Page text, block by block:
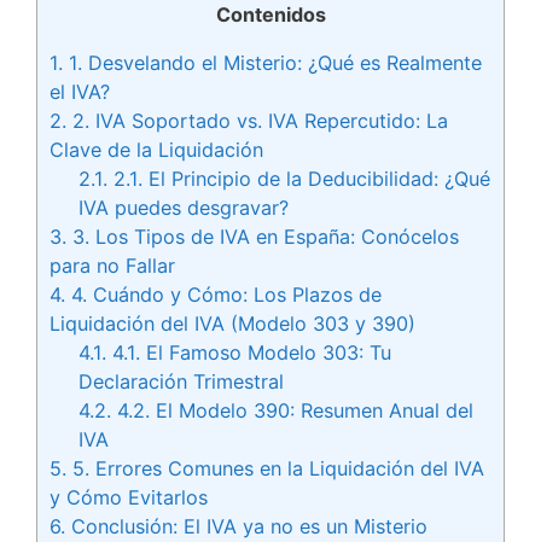
Contenidos
1. 1. Desvelando el Misterio: ¿Qué es Realmente
el IVA?
2. 2. IVA Soportado vs. IVA Repercutido: La
Clave de la Liquidación
2.1. 2.1. El Principio de la Deducibilidad: ¿Qué
IVA puedes desgravar?
3. 3. Los Tipos de IVA en España: Conócelos
para no Fallar
4. 4. Cuándo y Cómo: Los Plazos de
Liquidación del IVA (Modelo 303 y 390)
4.1. 4.1. El Famoso Modelo 303: Tu
Declaración Trimestral
4.2. 4.2. El Modelo 390: Resumen Anual del
IVA
5. 5. Errores Comunes en la Liquidación del IVA
y Cómo Evitarlos
6. Conclusión: El IVA ya no es un Misterio